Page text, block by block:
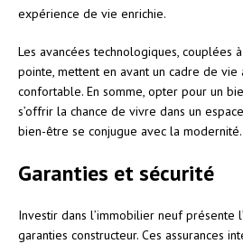
expérience de vie enrichie.
Les avancées technologiques, couplées
pointe, mettent en avant un cadre de
confortable. En somme, opter pour un
s’offrir la chance de vivre dans un
bien-être se conjugue avec la modernité.
Garanties et sécurité
Investir dans l’immobilier neuf présente
garanties constructeur. Ces assurances